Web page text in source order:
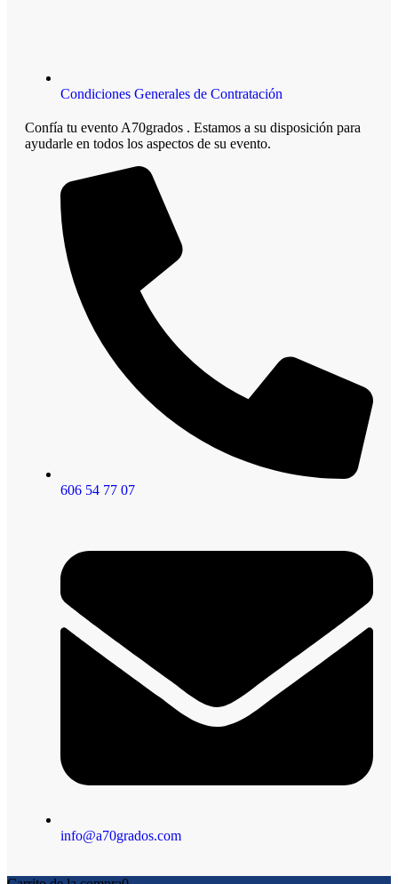
Condiciones Generales de Contratación
Confía tu evento A70grados . Estamos a su disposición para
ayudarle en todos los aspectos de su evento.
606 54 77 07
info@a70grados.com